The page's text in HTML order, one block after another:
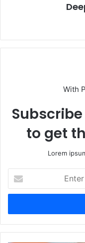
With
to get
Lorem
your
Email